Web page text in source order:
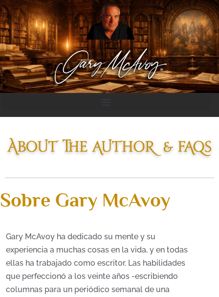
Sobre Gary McAvoy
Gary McAvoy ha dedicado su mente y su
experiencia a muchas cosas en la vida, y en todas
ellas ha trabajado como escritor. Las habilidades
que perfeccionó a los veinte años -escribiendo
columnas para un periódico semanal de una